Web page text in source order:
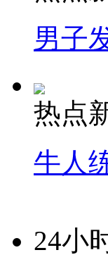
男子
热点
牛人
24小